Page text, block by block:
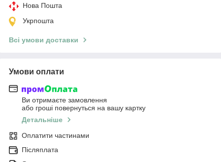
Нова Пошта
Укрпошта
Всі умови доставки
Умови оплати
Ви отримаєте замовлення
або гроші повернуться на вашу картку
Детальніше
Оплатити частинами
Післяплата